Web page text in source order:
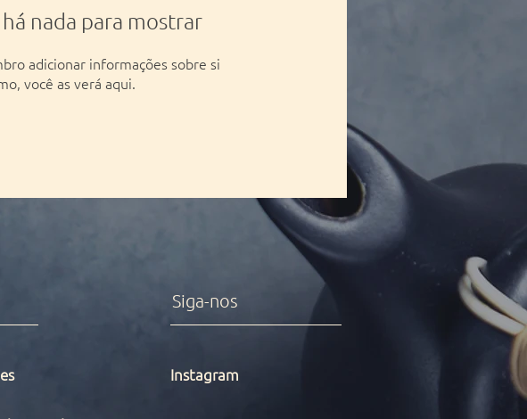
nada para mostrar
adicionar informações sobre si
você as verá aqui.
Siga-nos
Instagram